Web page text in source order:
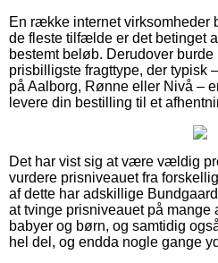
En række internet virksomheder
de fleste tilfælde er det betinget
bestemt beløb. Derudover
prisbilligste fragttype, der typisk
på Aalborg, Rønne eller Nivå –
levere din bestilling til et
Det har vist sig at være vældig
vurdere prisniveauet fra
af dette har adskillige
at tvinge prisniveauet på mange
babyer og børn, og samtidig
hel del, og endda nogle gange